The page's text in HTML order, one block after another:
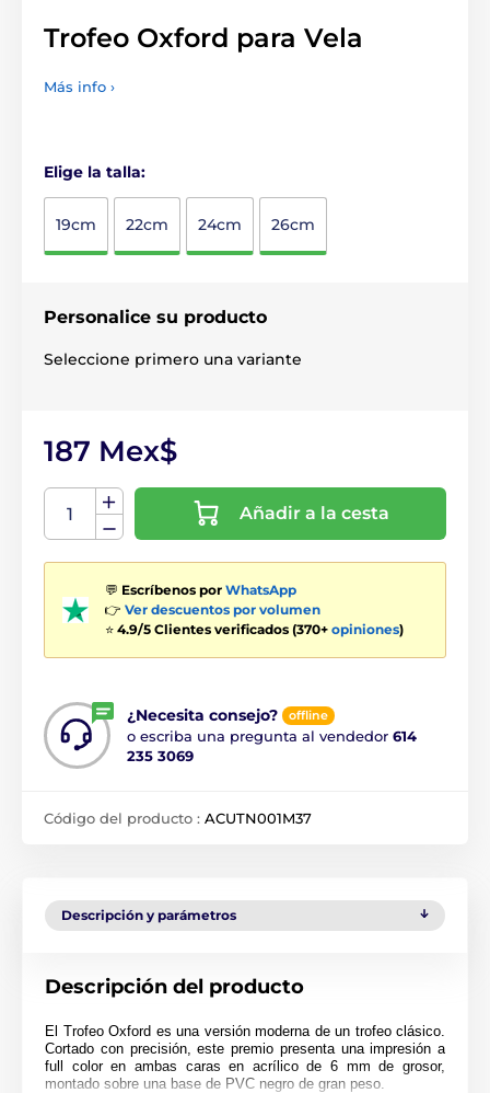
Trofeo Oxford para Vela
Más info ›
Elige la talla:
19cm 22cm 24cm 26cm
Personalice su producto
Seleccione primero una variante
187 Mex$
Añadir a la cesta
💬 Escríbenos por WhatsApp
👉 Ver descuentos por volumen
⭐ 4.9/5 Clientes verificados (370+ opiniones)
¿Necesita consejo? offline
o escriba una pregunta al vendedor 614
235 3069
Código del producto : ACUTN001M37
Descripción y parámetros
Descripción del producto
El Trofeo Oxford es una versión moderna de un trofeo clásico.
Cortado con precisión, este premio presenta una impresión a
full color en ambas caras en acrílico de 6 mm de grosor,
montado sobre una base de PVC negro de gran peso.